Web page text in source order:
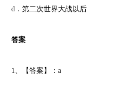
d．第二次世界大战以后
答案
1、【答案】：a